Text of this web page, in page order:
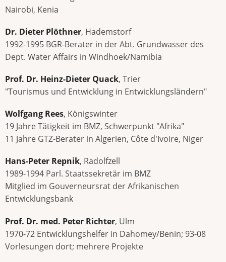
Nairobi, Kenia
Dr. Dieter Plöthner, Hademstorf
1992-1995 BGR-Berater in der Abt. Grundwasser des
Dept. Water Affairs in Windhoek/Namibia
Prof. Dr. Heinz-Dieter Quack, Trier
"Tourismus und Entwicklung in Entwicklungsländern"
Wolfgang Rees, Königswinter
19 Jahre Tätigkeit im BMZ, Schwerpunkt "Afrika"
11 Jahre GTZ-Berater in Algerien, Côte d'Ivoire, Niger
Hans-Peter Repnik, Radolfzell
1989-1994 Parl. Staatssekretär im BMZ
Mitglied im Gouverneursrat der Afrikanischen
Entwicklungsbank
Prof. Dr. med. Peter Richter, Ulm
1970-72 Entwicklungshelfer in Dahomey/Benin; 93-08
Vorlesungen dort; mehrere Projekte